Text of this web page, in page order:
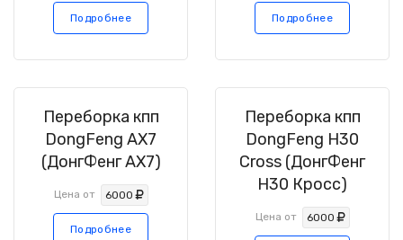
Подробнее Подробнее
Переборка кпп
DongFeng AX7
(ДонгФенг АХ7)
Цена от 6000
Подробнее
Переборка кпп
DongFeng H30
Cross (ДонгФенг
Н30 Кросс)
Цена от 6000